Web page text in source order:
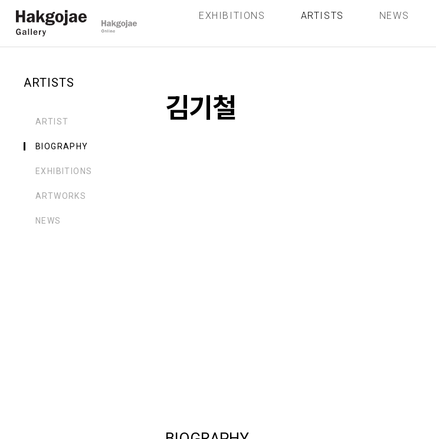
EXHIBITIONS ARTISTS NEWS
ARTISTS
ARTIST
BIOGRAPHY
EXHIBITIONS
ARTWORKS
NEWS
김기철